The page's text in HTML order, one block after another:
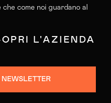
come noi guardano al
L'AZIENDA